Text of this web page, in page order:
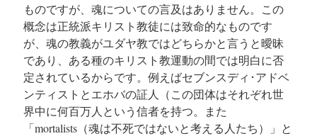
ものですが、魂についての言及はありません。この
概念は正統派キリスト教徒には致命的なものです
が、魂の教義がユダヤ教ではどちらかと言うと曖昧
であり、ある種のキリスト教運動の間では明白に否
定されているからです。例えばセブンスディ･アドベ
ンティストとエホバの証人（この団体はそれぞれ世
界中に何百万人という信者を持つ。また
「mortalists（魂は不死ではないと考える人たち）」と